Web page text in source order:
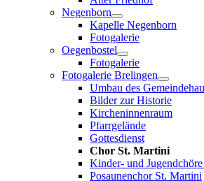
Negenborn
Kapelle Negenborn
Fotogalerie
Oegenbostel
Fotogalerie
Fotogalerie Brelingen
Umbau des
Bilder zur Historie
Kircheninnenraum
Pfarrgelände
Gottesdienst
Chor St. Martini
Kinder- und
Posaunenchor St. Martini